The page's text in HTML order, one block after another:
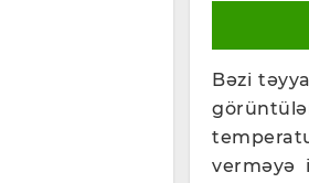
Bəzi
verməyə